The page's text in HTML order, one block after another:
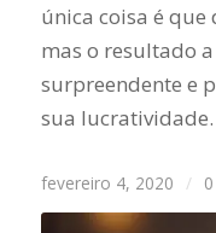
única coisa é que
mas o resultado
surpreendente e
sua lucratividade.
fevereiro 4, 2020 /